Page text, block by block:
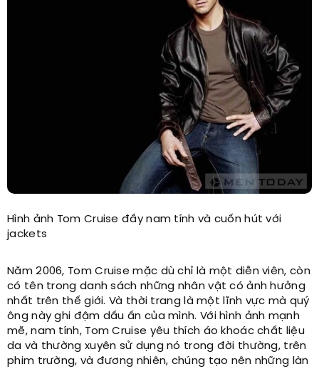
Hình ảnh Tom Cruise đầy nam tính và cuốn hút với
jackets
Năm 2006, Tom Cruise mặc dù chỉ là một diễn viên, còn
có tên trong danh sách những nhân vật có ảnh hưởng
nhất trên thế giới. Và thời trang là một lĩnh vực mà quý
ông này ghi đậm dấu ấn của mình. Với hình ảnh mạnh
mẽ, nam tính, Tom Cruise yêu thích áo khoác chất liệu
da và thường xuyên sử dụng nó trong đời thường, trên
phim trường, và đương nhiên, chúng tạo nên những làn